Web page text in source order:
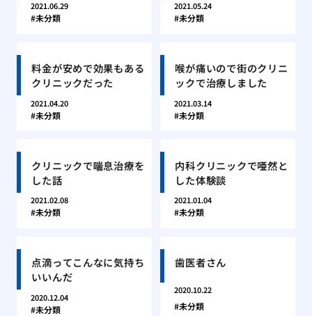
2021.06.29
未分類
2021.05.24
未分類
料金が安めで効果もある
クリニックだった
2021.04.20
未分類
喉が痛いので街のクリニ
ックで治療しました
2021.03.14
未分類
クリニックで喘息治療を
した話
2021.02.08
未分類
内科クリニックで唖然と
した体験談
2021.01.04
未分類
点滴ってこんなに気持ち
いいんだ
2020.12.04
未分類
歯医者さん
2020.10.22
未分類